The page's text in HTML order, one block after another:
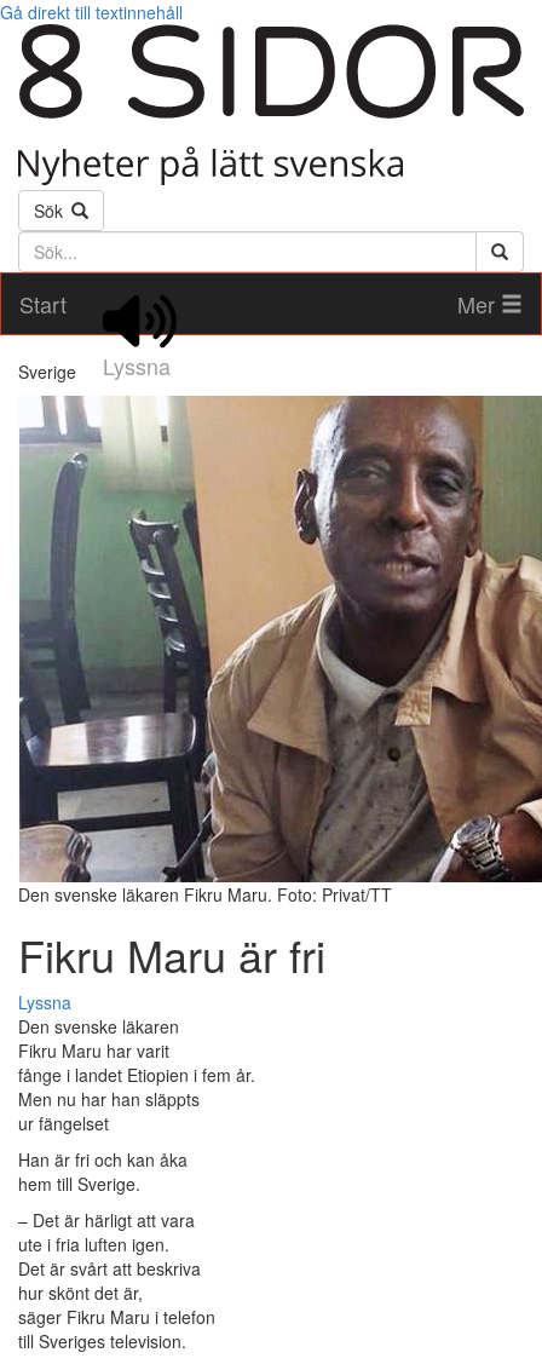
Gå direkt till textinnehåll
Sök
Söktext
Start
Lyssna
Mer
Sverige
Den svenske läkaren Fikru Maru. Foto: Privat/TT
Fikru Maru är fri
Lyssna
Den svenske läkaren
Fikru Maru har varit
fånge i landet Etiopien i fem år.
Men nu har han släppts
ur fängelset
Han är fri och kan åka
hem till Sverige.
– Det är härligt att vara
ute i fria luften igen.
Det är svårt att beskriva
hur skönt det är,
säger Fikru Maru i telefon
till Sveriges television.